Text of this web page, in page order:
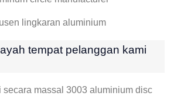
lingkaran aluminium
tempat pelanggan kami
secara massal 3003 aluminium disc